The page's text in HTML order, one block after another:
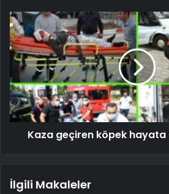
Kaza geçiren köpek
İlgili Makaleler